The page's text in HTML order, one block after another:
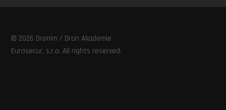
© 2026 Dronim / Dron Akademie
Eurosecur, s.r.o. All rights reserved.